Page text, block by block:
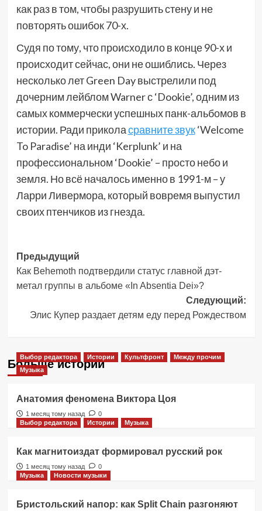
как раз в том, чтобы разрушить стену и не
повторять ошибок 70-х.
Судя по тому, что происходило в конце 90-х и
происходит сейчас, они не ошиблись. Через
несколько лет Green Day выстрелили под
дочерним лейблом Warner с ‘Dookie’, одним из
самых коммерчески успешных панк-альбомов в
истории. Ради приколасравните звук‘Welcome
To Paradise’ на инди ‘Kerplunk’ и на
профессиональном ‘Dookie’ – просто небо и
земля. Но всё началось именно в 1991-м – у
Ларри Ливермора, который вовремя выпустил
своих птенчиков из гнезда.
Навигация
записи
Предыдущий
Как Behemoth подтвердили статус главной дэт-
метал группы в альбоме «In Absentia Dei»?
Следующий:
Элис Купер раздает детям еду перед Рождеством
Больше историй
Выбор редактора Истории Культфронт
Между прочим
Музыка
Анатомия феномена Виктора Цоя
1 месяц тому назад
0
Выбор редактора
Истории Музыка
Как магнитоиздат формировал русский рок
1 месяц тому назад
0
Музыка
Новости музыки
Бристольский напор: как Split Chain разгоняют